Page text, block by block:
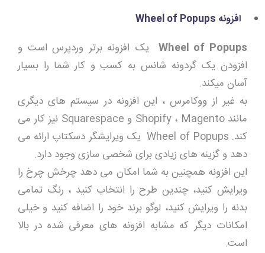
افزونه Wheel of Popups
Wheel of Popups یک افزونه برتر وردپرس است و
افزودن یک گردونه شانس به کسب و کار شما را بسیار
آسان میکند.
به غیر از ووکامرس ، این افزونه در سیستم های دیگری
مانند Shopify ، Magento و Squarespace نیز کار می
کند. Wheel of Popups یک ویرایشگر دسکتاپ ارائه می
دهد و گزینه های زیادی برای شخصی سازی وجود دارد.
این افزونه همچنین به شما امکان می دهد چرخش چرخ را
ویرایش کنید، چندین طرح را انتخاب کنید ، رنگ تمامی
بدنه را ویرایش کنید، لوگو برند خود را اضافه کنید و خیلی
امکانات دیگر که مشابه افزونه های معرفی شده در بالا
است.